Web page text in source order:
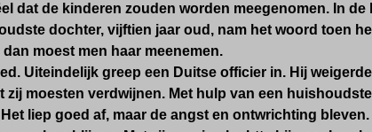
dat de kinderen zouden worden meegenomen. In de
dochter, vijftien jaar oud, nam het woord toen
moest men haar meenemen.
Uiteindelijk greep een Duitse officier in. Hij weigerde
zij moesten verdwijnen. Met hulp van een
liep goed af, maar de angst en ontwrichting bleven.